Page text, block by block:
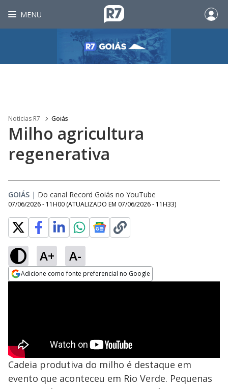
MENU
Noticias R7 Goiás
Milho agricultura
regenerativa
GOIÁS | Do canal Record Goiás no YouTube
07/06/2026 - 11H00 (ATUALIZADO EM 07/06/2026 - 11H33)
A+ A-
Adicione como fonte preferencial no Google
Cadeia produtiva do milho é destaque em
evento que aconteceu em Rio Verde. Pequenas